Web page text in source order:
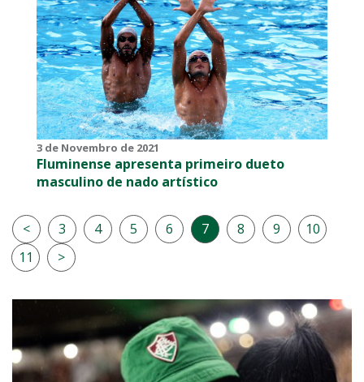
3 de Novembro de 2021
Fluminense apresenta primeiro dueto
masculino de nado artístico
< 3 4 5 6 7 8 9
10
11
>